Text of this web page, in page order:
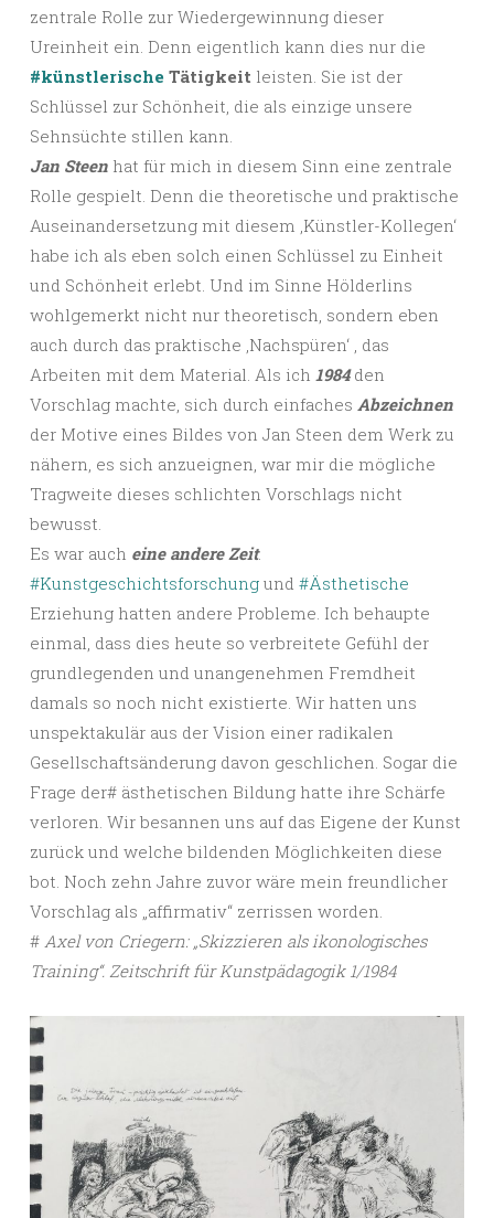
zentrale Rolle zur Wiedergewinnung dieser
Ureinheit ein. Denn eigentlich kann dies nur die
#künstlerische Tätigkeit leisten. Sie ist der
Schlüssel zur Schönheit, die als einzige unsere
Sehnsüchte stillen kann.
Jan Steen hat für mich in diesem Sinn eine zentrale
Rolle gespielt. Denn die theoretische und praktische
Auseinandersetzung mit diesem ‚Künstler-Kollegen‘
habe ich als eben solch einen Schlüssel zu Einheit
und Schönheit erlebt. Und im Sinne Hölderlins
wohlgemerkt nicht nur theoretisch, sondern eben
auch durch das praktische ,Nachspüren‘ , das
Arbeiten mit dem Material. Als ich 1984den
Vorschlag machte, sich durch einfaches Abzeichnen
der Motive eines Bildes von Jan Steen dem Werk zu
nähern, es sich anzueignen, war mir die mögliche
Tragweite dieses schlichten Vorschlags nicht
bewusst.
Es war auch eine andere Zeit.
#Kunstgeschichtsforschung und #Ästhetische
Erziehung hatten andere Probleme. Ich behaupte
einmal, dass dies heute so verbreitete Gefühl der
grundlegenden und unangenehmen Fremdheit
damals so noch nicht existierte. Wir hatten uns
unspektakulär aus der Vision einer radikalen
Gesellschaftsänderung davon geschlichen. Sogar die
Frage der# ästhetischen Bildung hatte ihre Schärfe
verloren. Wir besannen uns auf das Eigene der Kunst
zurück und welche bildenden Möglichkeiten diese
bot. Noch zehn Jahre zuvor wäre mein freundlicher
Vorschlag als „affirmativ“ zerrissen worden.
# Axel von Criegern: „Skizzieren als ikonologisches
Training“. Zeitschrift für Kunstpädagogik 1/1984